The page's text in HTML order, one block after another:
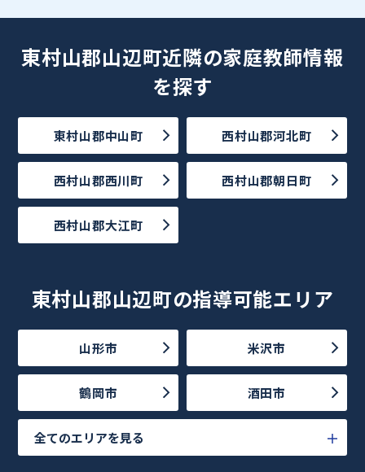
東村山郡山辺町近隣の家庭教師情報
を探す
東村山郡中山町 西村山郡河北町
西村山郡西川町 西村山郡朝日町
西村山郡大江町
東村山郡山辺町の指導可能エリア
山形市 米沢市
鶴岡市 酒田市
全てのエリアを見る